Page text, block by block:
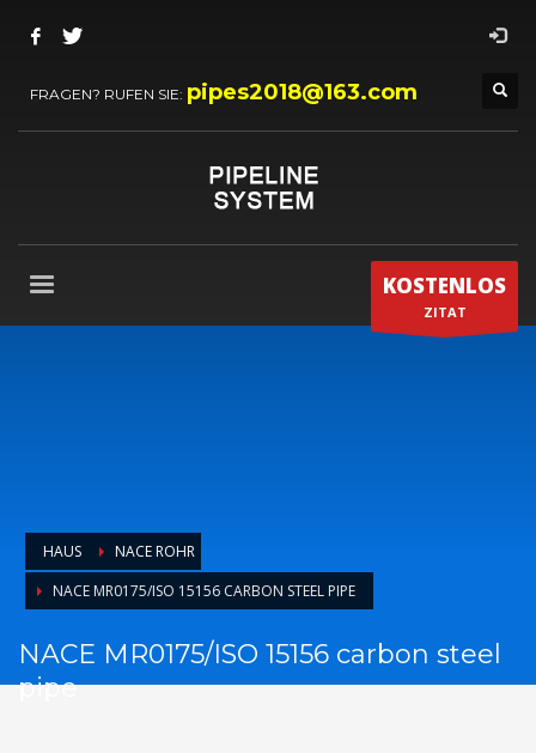
FRAGEN? RUFEN SIE: pipes2018@163.com
KOSTENLOS
ZITAT
HAUS
NACE ROHR
NACE MR0175/ISO 15156 CARBON STEEL PIPE
NACE MR0175/ISO 15156 carbon steel
pipe